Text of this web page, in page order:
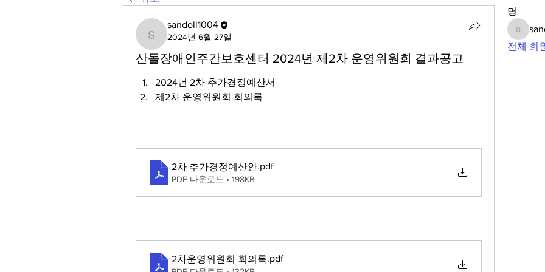
sandoll1004
sandoll1004
2024년 6월 27일
산돌장애인주간보호센터 2024년 제2차 운영위원회 결과공고
2024년 2차 추가경정예산서
제2차 운영위원회 회의록
2차 추가경정예산안.pdf
PDF 다운로드 • 198KB
2차운영위원회 회의록.pdf
명
전체 회